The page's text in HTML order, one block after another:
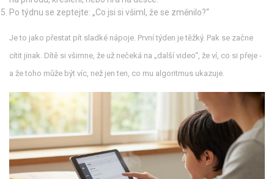
Po týdnu se zeptejte: „Co jsi si všiml, že se změnilo?“
Je to jako přestat pít sladké nápoje. První týden je těžký. Pak se začne
cítit jinak. Dítě si všimne, že už nečeká na „další video“, že ví, co si přeje -
a že toho může být víc, než jen ten, co mu algoritmus ukazuje.